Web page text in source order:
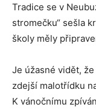
Tradice se v
stromečku“ sešla
školy měly
Je úžasné vidět,
zdejší malotřídku
K vánočnímu